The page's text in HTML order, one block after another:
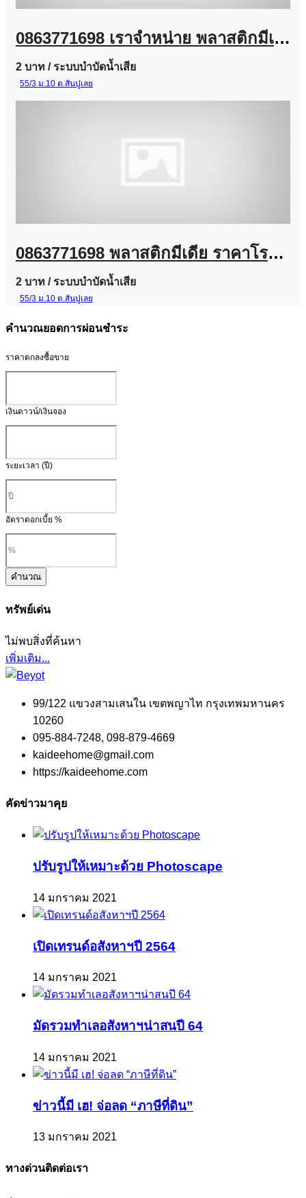
0863771698 เราจำหน่าย พลาสติกมีเดีย (Plastic Media) และ Bio Media
2 บาท / ระบบบำบัดน้ำเสีย
55/3 ม.10 ต.สันปูเลย
0863771698 พลาสติกมีเดีย ราคาโรงงาน | จำหน่าย Plastic Media สำหรับระบบบำบัดน้ำเสีย
2 บาท / ระบบบำบัดน้ำเสีย
55/3 ม.10 ต.สันปูเลย
คำนวณยอดการผ่อนชำระ
ราคาตกลงซื้อขาย
เงินดาวน์/เงินจอง
ระยะเวลา (ปี)
อัตราดอกเบี้ย %
คำนวณ
ทรัพย์เด่น
ไม่พบสิ่งที่ค้นหา
เพิ่มเติม...
99/122 แขวงสามเสนใน เขตพญาไท กรุงเทพมหานคร
10260
095-884-7248, 098-879-4669
kaideehome@gmail.com
https://kaideehome.com
คัดข่าวมาคุย
ปรับรูปให้เหมาะด้วย Photoscape
14 มกราคม 2021
เปิดเทรนด์อสังหาฯปี 2564
14 มกราคม 2021
มัดรวมทำเลอสังหาฯน่าสนปี 64
14 มกราคม 2021
ข่าวนี้มี เฮ! จ่อลด “ภาษีที่ดิน”
13 มกราคม 2021
ทางด่วนติดต่อเรา